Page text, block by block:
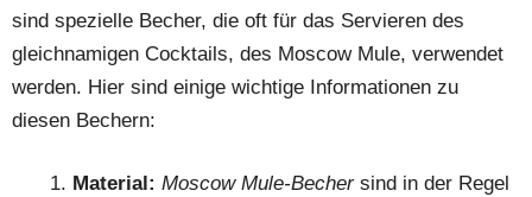
sind spezielle Becher, die oft für das Servieren des
gleichnamigen Cocktails, des Moscow Mule, verwendet
werden. Hier sind einige wichtige Informationen zu
diesen Bechern:
Material: Moscow Mule-Bechersind in der Regel